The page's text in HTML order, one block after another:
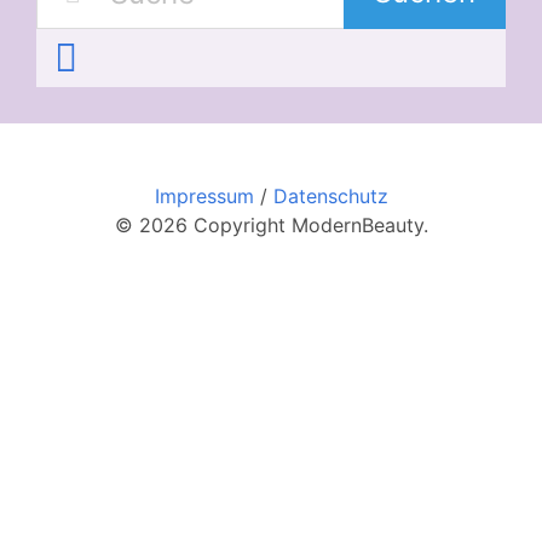
Impressum / Datenschutz
© 2026 Copyright ModernBeauty.